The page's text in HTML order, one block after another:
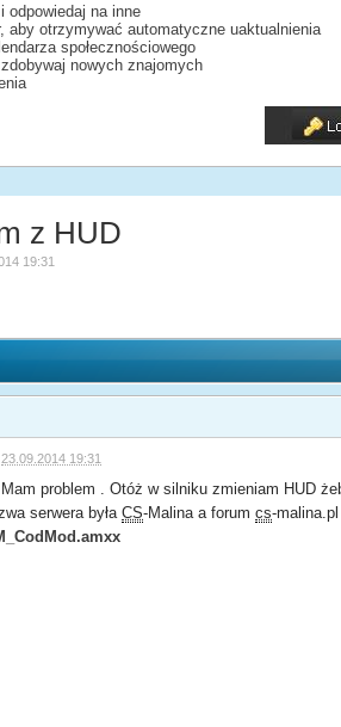
odpowiedaj na inne
aby otrzymywać automatyczne uaktualnienia
społecznościowego
nowych znajomych
z HUD
19:31
23.09.2014 19:31
problem . Otóż w silniku zmieniam HUD
serwera byłaCS-Malina a forumcs-